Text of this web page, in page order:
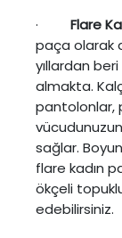
· Flare
paça olarak
yıllardan
almakta.
pantolonlar,
sağlar.
flare kadın
ökçeli
edebilirsiniz.